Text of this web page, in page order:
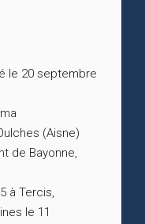
le 20 septembre
(Aisne)
de Bayonne,
à Tercis,
le 11